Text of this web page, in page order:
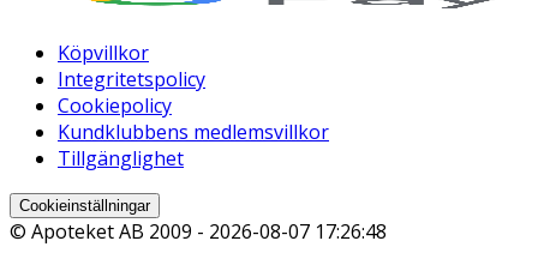
Köpvillkor
Integritetspolicy
Cookiepolicy
Kundklubbens medlemsvillkor
Tillgänglighet
Cookieinställningar
© Apoteket AB 2009 - 2026-08-07 17:26:48